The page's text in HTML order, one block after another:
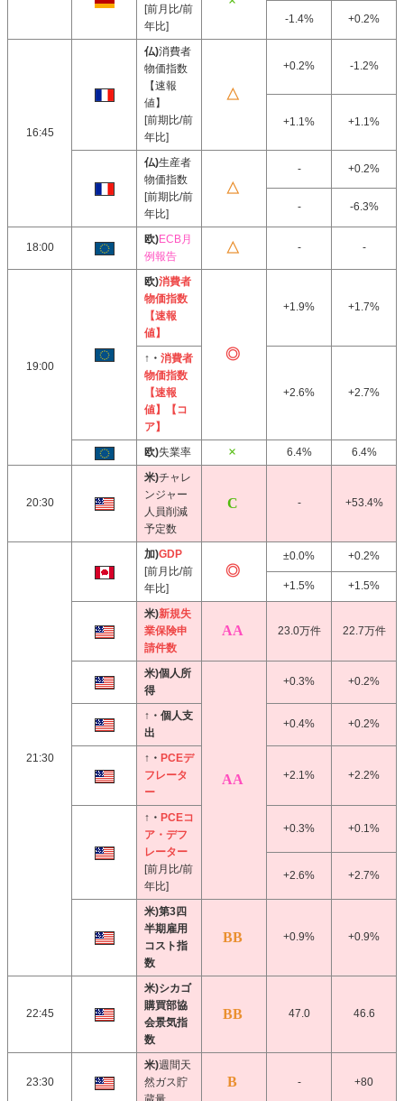
[前月比/前
年比]
-1.4% +0.2%
16:45
仏)消費者
物価指数
【速報
値】
[前期比/前
年比]
+0.2% -1.2%
+1.1% +1.1%
仏)生産者
物価指数
[前期比/前
年比]
- +0.2%
- -6.3%
18:00
欧)ECB月
例報告
- -
19:00
欧)消費者
物価指数
【速報
値】
+1.9% +1.7%
↑・ 消費者
物価指数
【速報
値】【コ
ア】
+2.6% +2.7%
欧)失業率 6.4% 6.4%
20:30
米)チャレ
ンジャー
人員削減
予定数
- +53.4%
21:30
加)GDP
[前月比/前
年比]
±0.0% +0.2%
+1.5% +1.5%
米)新規失
業保険申
請件数
23.0万件 22.7万件
米)個人所
得
+0.3% +0.2%
↑・個人支
出
+0.4% +0.2%
↑・ PCEデ
フレータ
ー
+2.1% +2.2%
↑・ PCEコ
ア・デフ
レーター
[前月比/前
年比]
+0.3% +0.1%
+2.6% +2.7%
米)第3四
半期雇用
コスト指
数
+0.9% +0.9%
22:45
米)シカゴ
購買部協
会景気指
数
47.0 46.6
23:30
米)週間天
然ガス貯
- +80